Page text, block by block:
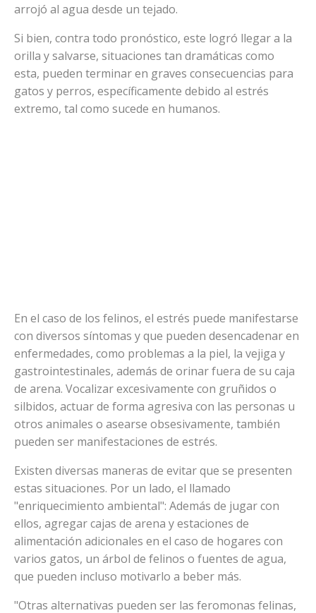
arrojó al agua desde un tejado.
Si bien, contra todo pronóstico, este logró llegar a la
orilla y salvarse, situaciones tan dramáticas como
esta, pueden terminar en graves consecuencias para
gatos y perros, específicamente debido al estrés
extremo, tal como sucede en humanos.
En el caso de los felinos, el estrés puede manifestarse
con diversos síntomas y que pueden desencadenar en
enfermedades, como problemas a la piel, la vejiga y
gastrointestinales, además de orinar fuera de su caja
de arena. Vocalizar excesivamente con gruñidos o
silbidos, actuar de forma agresiva con las personas u
otros animales o asearse obsesivamente, también
pueden ser manifestaciones de estrés.
Existen diversas maneras de evitar que se presenten
estas situaciones. Por un lado, el llamado
"enriquecimiento ambiental": Además de jugar con
ellos, agregar cajas de arena y estaciones de
alimentación adicionales en el caso de hogares con
varios gatos, un árbol de felinos o fuentes de agua,
que pueden incluso motivarlo a beber más.
"Otras alternativas pueden ser las feromonas felinas,